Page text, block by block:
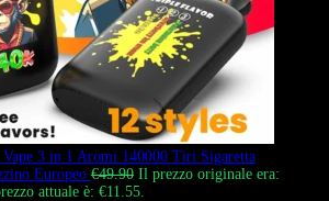
3 in 1 Aromi 140000 Tiri Sigaretta
Europeo €49.90 Il prezzo originale era:
attuale è: €11.55.